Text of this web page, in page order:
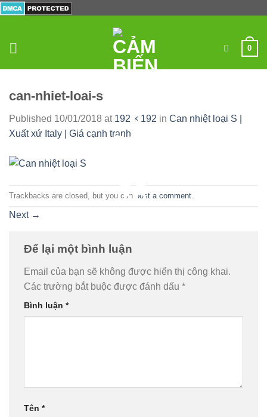
0
can-nhiet-loai-s
Published 10/01/2018 at 192 × 192 in Can nhiệt loại S |
Xuất xứ Italy | Giá cạnh tranh
Trackbacks are closed, but you can post a comment
Next →
Để lại một bình luận
Email của bạn sẽ không được hiển thị công khai.
Các trường bắt buộc được đánh dấu *
Bình luận *
Tên *